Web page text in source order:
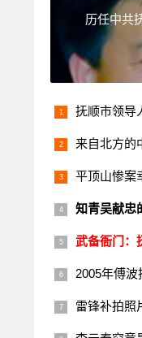
历任中共
抚顺市领导
来自北方
平顶山惨案幸
知青吴献忠
武备衙门：
2005年傅波拍
雷锋补拍照